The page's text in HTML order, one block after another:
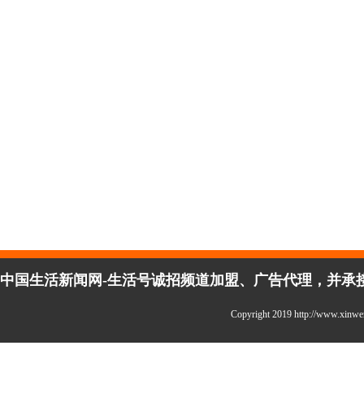
中国生活新闻网-生活号诚招频道加盟、广告代理，并
Copyright 2019 http://